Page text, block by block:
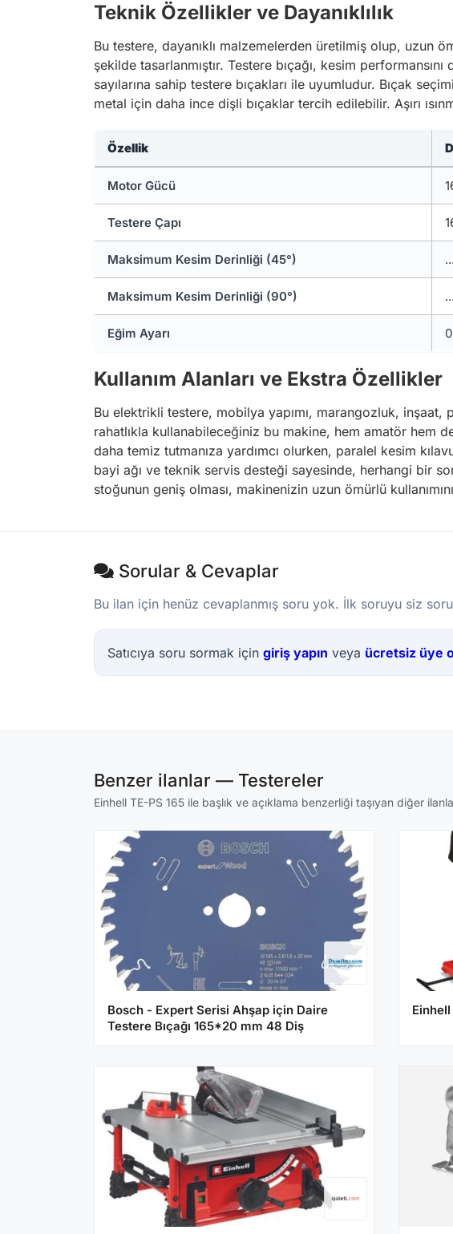
Teknik Özellikler ve Dayanıklılık
Bu testere, dayanıklı malzemelerden üretilmiş olup, uzun
şekilde tasarlanmıştır. Testere bıçağı, kesim
sayılarına sahip testere bıçakları ile uyumludur. Bıçak
metal için daha ince dişli bıçaklar tercih edilebilir. Aşırı
Özellik
Motor Gücü
Testere Çapı
Maksimum Kesim Derinliği (45°)
Maksimum Kesim Derinliği (90°)
Eğim Ayarı
Kullanım Alanları ve Ekstra Özellikler
Bu elektrikli testere, mobilya yapımı, marangozluk,
rahatlıkla kullanabileceğiniz bu makine, hem amatör hem
daha temiz tutmanıza yardımcı olurken, paralel kesim
bayi ağı ve teknik servis desteği sayesinde, herhangi bir
stoğunun geniş olması, makinenizin uzun ömürlü
Sorular & Cevaplar
Bu ilan için henüz cevaplanmış soru yok. İlk soruyu siz
Satıcıya soru sormak için giriş yapın veya ücretsiz üye
Benzer ilanlar — Testereler
Einhell TE-PS 165 ile başlık ve açıklama benzerliği taşıyan diğer
Bosch - Expert Serisi Ahşap için Daire
Testere Bıçağı 165*20 mm 48 Diş